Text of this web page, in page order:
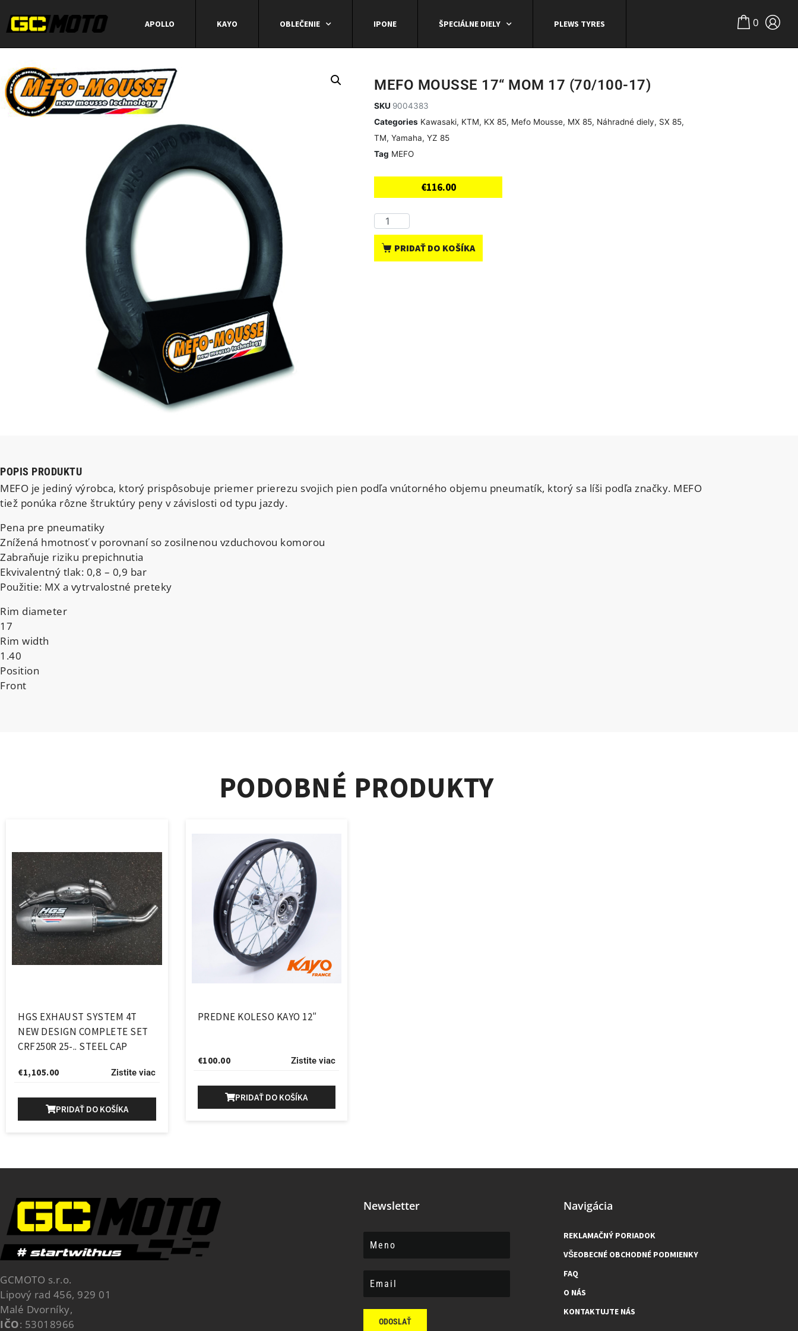
APOLLO KAYO OBLEČENIE IPONE ŠPECIÁLNE DIELY PLEWS TYRES 0
MEFO MOUSSE 17“ MOM 17 (70/100-17)
SKU 9004383
Categories Kawasaki, KTM, KX 85, Mefo Mousse, MX 85, Náhradné diely, SX 85,
TM, Yamaha, YZ 85
Tag MEFO
€116.00
PRIDAŤ DO KOŠÍKA
POPIS PRODUKTU
MEFO je jediný výrobca, ktorý prispôsobuje priemer prierezu svojich pien podľa vnútorného objemu pneumatík, ktorý sa líši podľa značky. MEFO
tiež ponúka rôzne štruktúry peny v závislosti od typu jazdy.
Pena pre pneumatiky
Znížená hmotnosť v porovnaní so zosilnenou vzduchovou komorou
Zabraňuje riziku prepichnutia
Ekvivalentný tlak: 0,8 – 0,9 bar
Použitie: MX a vytrvalostné preteky
Rim diameter
17
Rim width
1.40
Position
Front
PODOBNÉ PRODUKTY
HGS EXHAUST SYSTEM 4T
NEW DESIGN COMPLETE SET
CRF250R 25-.. STEEL CAP
€1,105.00 Zistite viac
PRIDAŤ DO KOŠÍKA
PREDNE KOLESO KAYO 12″
€100.00 Zistite viac
PRIDAŤ DO KOŠÍKA
GCMOTO s.r.o.
Lipový rad 456, 929 01
Malé Dvorníky,
IČO: 53018966
Newsletter
ODOSLAŤ
Navigácia
REKLAMAČNÝ PORIADOK
VŠEOBECNÉ OBCHODNÉ PODMIENKY
FAQ
O NÁS
KONTAKTUJTE NÁS